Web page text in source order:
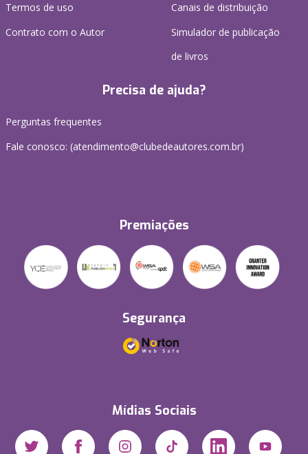
Termos de uso
Contrato com o Autor
Canais de distribuição
Simulador de publicação
de livros
Precisa de ajuda?
Perguntas frequentes
Fale conosco: (atendimento@clubedeautores.com.br)
Premiações
Segurança
Mídias Sociais